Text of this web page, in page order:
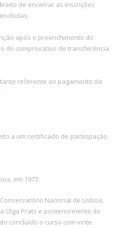
de encerrar as inscrições
;
após o preenchimento do
do comprovativo de transferência
referente ao pagamento da
a um certificado de participação.
em 1973.
Nacional de Lisboa,
Olga Prats e posteriormente do
concluído o curso com vinte